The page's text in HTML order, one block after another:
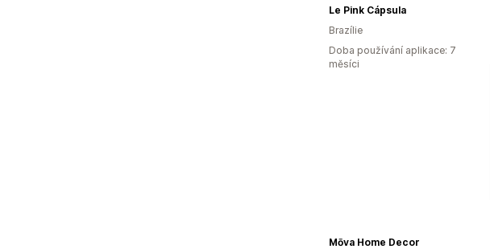
Le Pink Cápsula
Brazílie
Doba používání aplikace: 7
měsíci
Mōva Home Decor